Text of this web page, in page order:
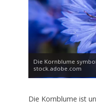
Die Kornblume
stock.adobe.com
Die Kornblume ist